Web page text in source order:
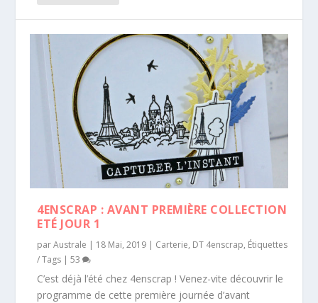
4ENSCRAP : AVANT PREMIÈRE COLLECTION
ETÉ JOUR 1
parAustrale | 18 Mai, 2019 | Carterie, DT 4enscrap, Étiquettes
/ Tags |53
C’est déjà l’été chez 4enscrap ! Venez-vite découvrir le
programme de cette première journée d’avant